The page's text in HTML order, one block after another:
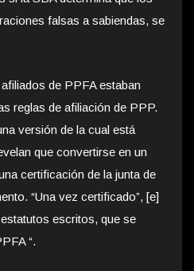
falsas a sabiendas, se
de PPFA estaban
reglas de afiliación de PPP.
versión de la cual está
que convertirse en un
certificación de la junta de
“Una vez certificado”, [e]
escritos, que se
“.